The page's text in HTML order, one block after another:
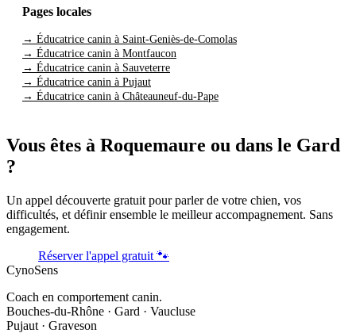
Pages locales
→ Éducatrice canin à Saint-Geniès-de-Comolas
→ Éducatrice canin à Montfaucon
→ Éducatrice canin à Sauveterre
→ Éducatrice canin à Pujaut
→ Éducatrice canin à Châteauneuf-du-Pape
Vous êtes à Roquemaure ou dans le Gard
?
Un appel découverte gratuit pour parler de votre chien, vos
difficultés, et définir ensemble le meilleur accompagnement. Sans
engagement.
Réserver l'appel gratuit 🐾
CynoSens
Coach en comportement canin.
Bouches-du-Rhône · Gard · Vaucluse
Pujaut · Graveson